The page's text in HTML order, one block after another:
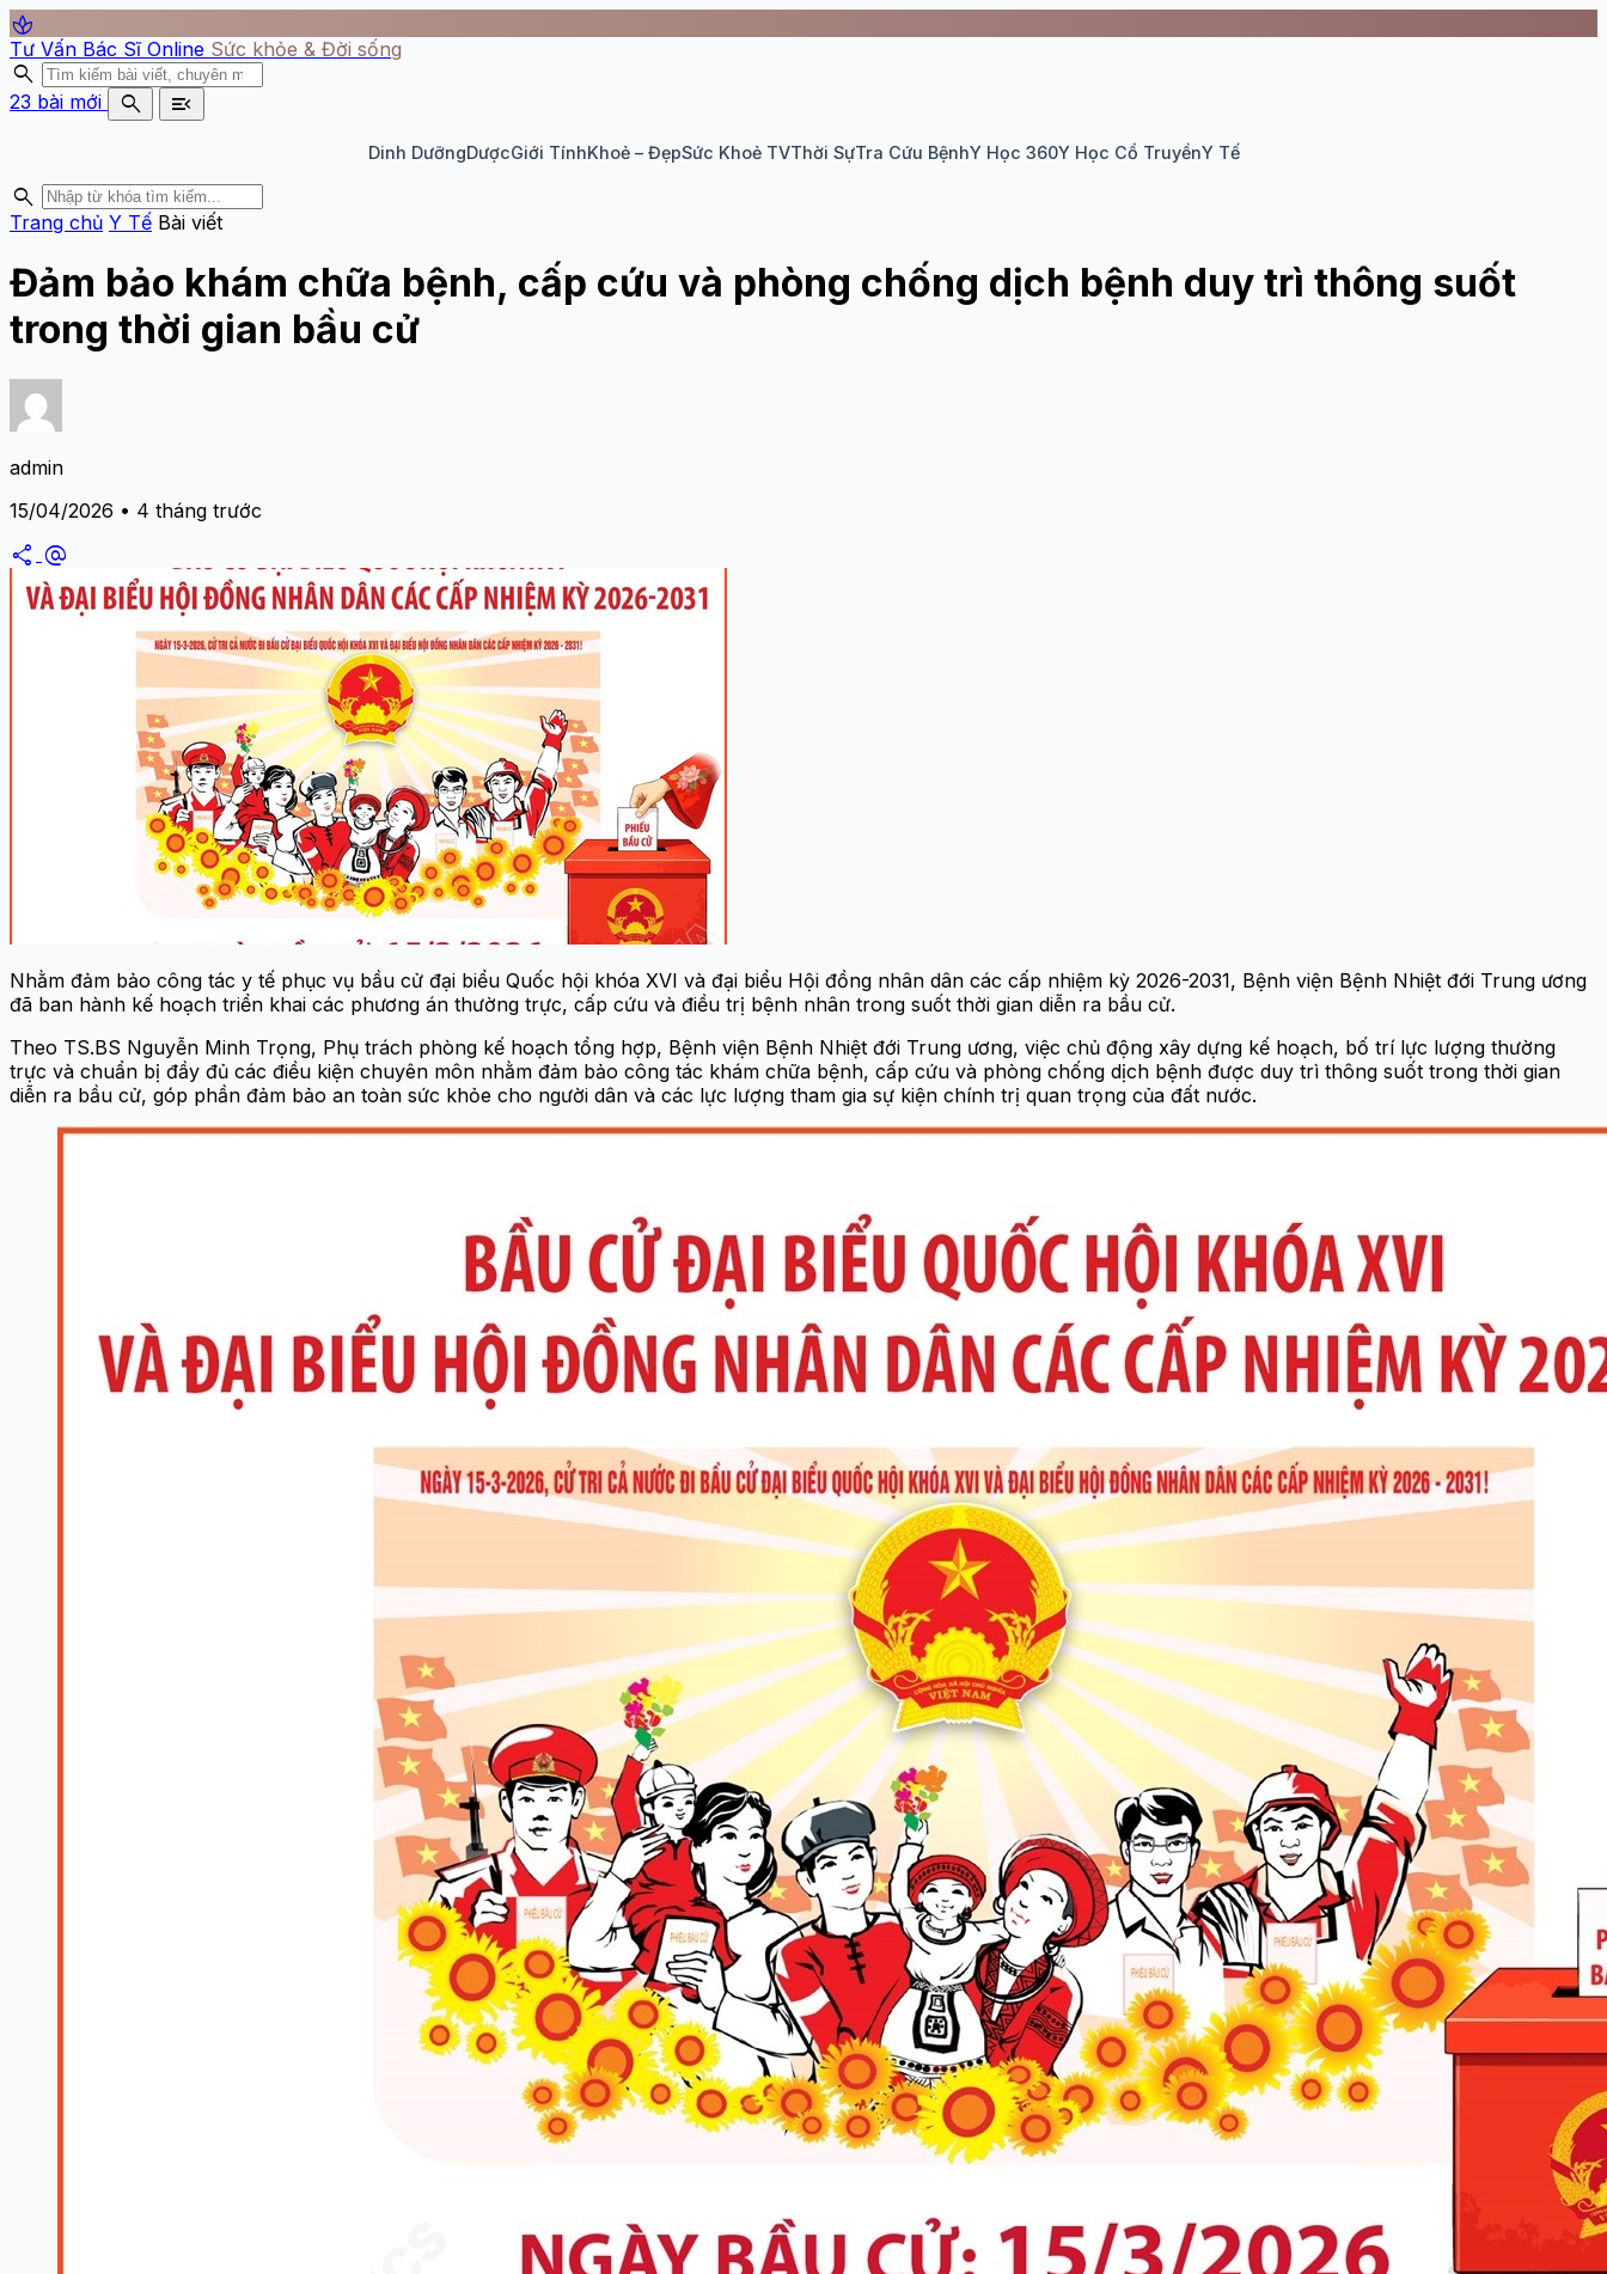
spa
Tư Vấn Bác Sĩ Online Sức khỏe & Đời sống
search
23 bài mới search menu_open
Dinh DưỡngDượcGiới TínhKhoẻ – ĐẹpSức Khoẻ TVThời SựTra Cứu BệnhY Học 360Y Học Cổ TruyềnY Tế
search
Trang chủ Y Tế Bài viết
Đảm bảo khám chữa bệnh, cấp cứu và phòng chống dịch bệnh duy trì thông suốt
trong thời gian bầu cử
admin
15/04/2026 • 4 tháng trước
share alternate_email
Nhằm đảm bảo công tác y tế phục vụ bầu cử đại biểu Quốc hội khóa XVI và đại biểu Hội đồng nhân dân các cấp nhiệm kỳ 2026-2031, Bệnh viện Bệnh Nhiệt đới Trung ương
đã ban hành kế hoạch triển khai các phương án thường trực, cấp cứu và điều trị bệnh nhân trong suốt thời gian diễn ra bầu cử.
Theo TS.BS Nguyễn Minh Trọng, Phụ trách phòng kế hoạch tổng hợp, Bệnh viện Bệnh Nhiệt đới Trung ương, việc chủ động xây dựng kế hoạch, bố trí lực lượng thường
trực và chuẩn bị đầy đủ các điều kiện chuyên môn nhằm đảm bảo công tác khám chữa bệnh, cấp cứu và phòng chống dịch bệnh được duy trì thông suốt trong thời gian
diễn ra bầu cử, góp phần đảm bảo an toàn sức khỏe cho người dân và các lực lượng tham gia sự kiện chính trị quan trọng của đất nước.